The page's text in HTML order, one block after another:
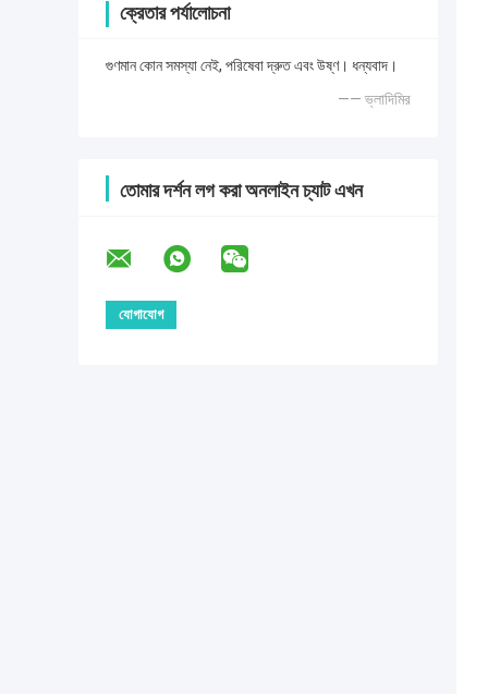
ক্রেতার পর্যালোচনা
গুণমান কোন সমস্যা নেই, পরিষেবা দ্রুত এবং উষ্ণ। ধন্যবাদ।
—— ভ্লাদিমির
তোমার দর্শন লগ করা অনলাইন চ্যাট এখন